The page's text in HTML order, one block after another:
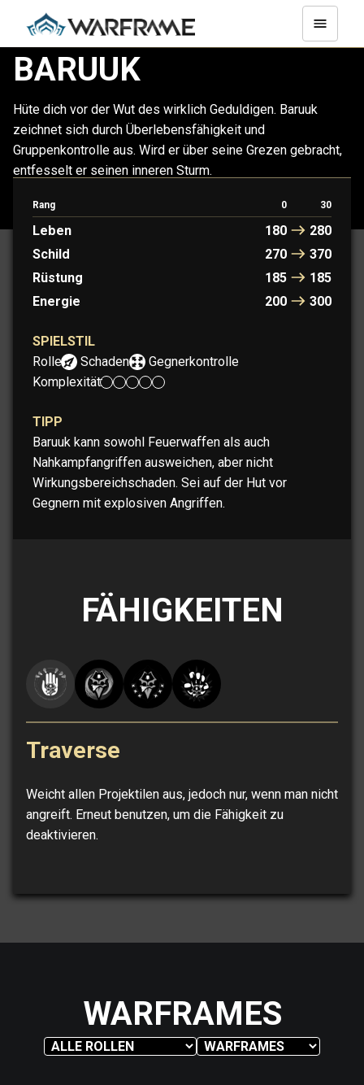
BARUUK
Hüte dich vor der Wut des wirklich Geduldigen. Baruuk
zeichnet sich durch Überlebensfähigkeit und
Gruppenkontrolle aus. Wird er über seine Grezen gebracht,
entfesselt er seinen inneren Sturm.
Rang 0 30
Leben 180
280
Schild
270
370
Rüstung
185
185
Energie
200 300
SPIELSTIL
Rolle:
Schaden
Gegnerkontrolle
Komplexität:
TIPP
Baruuk kann sowohl Feuerwaffen als auch
Nahkampfangriffen ausweichen, aber nicht
Wirkungsbereichschaden. Sei auf der Hut vor
Gegnern mit explosiven Angriffen.
FÄHIGKEITEN
Traverse
Weicht allen Projektilen aus, jedoch nur, wenn man nicht
angreift. Erneut benutzen, um die Fähigkeit zu
deaktivieren.
WARFRAMES